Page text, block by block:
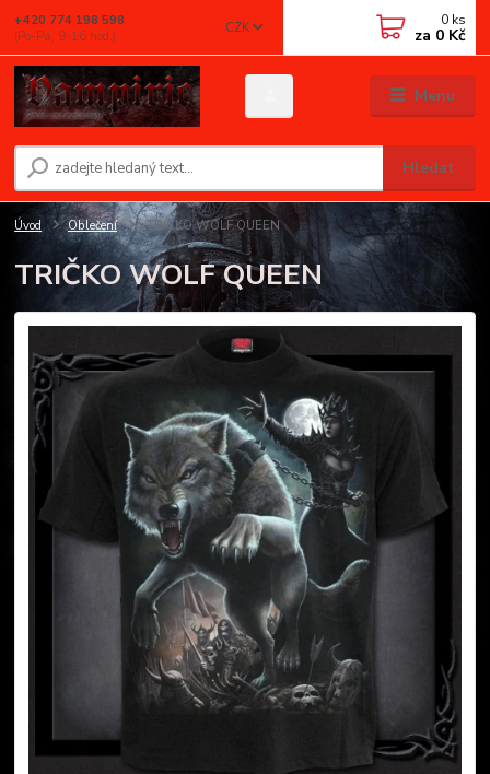
Menu
CZK
Hledat
+420 774 198 598
(Po-Pá, 9-16 hod.)
0 ks
za 0 Kč
Úvod Oblečení TRIČKO WOLF QUEEN
TRIČKO WOLF QUEEN